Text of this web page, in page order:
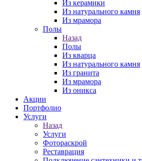
Из керамики
Из натурального камня
Из мрамора
Полы
Назад
Полы
Из кварца
Из натурального камня
Из гранита
Из мрамора
Из оникса
Акции
Портфолио
Услуги
Назад
Услуги
Фотораскрой
Реставрация